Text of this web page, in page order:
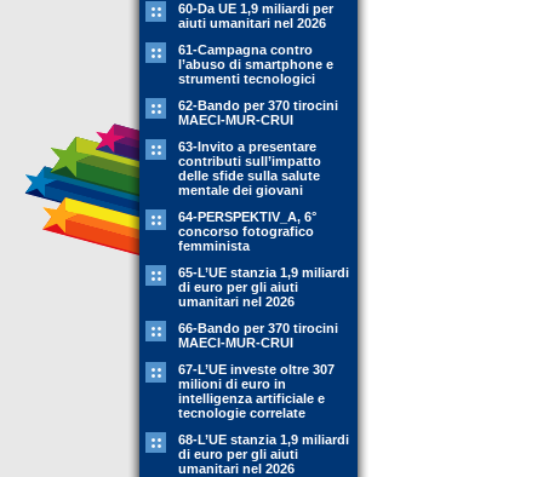
60-Da UE 1,9 miliardi per
aiuti umanitari nel 2026
61-Campagna contro
l’abuso di smartphone e
strumenti tecnologici
62-Bando per 370 tirocini
MAECI-MUR-CRUI
63-Invito a presentare
contributi sull’impatto
delle sfide sulla salute
mentale dei giovani
64-PERSPEKTIV_A, 6°
concorso fotografico
femminista
65-L’UE stanzia 1,9 miliardi
di euro per gli aiuti
umanitari nel 2026
66-Bando per 370 tirocini
MAECI-MUR-CRUI
67-L’UE investe oltre 307
milioni di euro in
intelligenza artificiale e
tecnologie correlate
68-L’UE stanzia 1,9 miliardi
di euro per gli aiuti
umanitari nel 2026